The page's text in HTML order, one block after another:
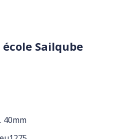
Sailqube
40mm